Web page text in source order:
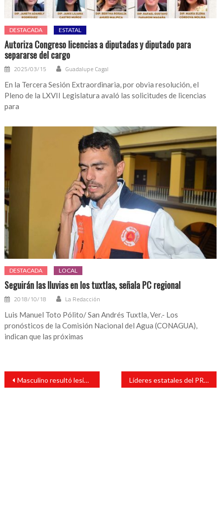
DESTACADA ESTATAL
Autoriza Congreso licencias a diputadas y diputado para
separarse del cargo
2025/03/15 Guadalupe Cagal
En la Tercera Sesión Extraordinaria, por obvia resolución, el
Pleno de la LXVII Legislatura avaló las solicitudes de licencias
para
DESTACADA LOCAL
Seguirán las lluvias en los tuxtlas, señala PC regional
2018/10/18 La Redacción
Luis Manuel Toto Pólito/ San Andrés Tuxtla, Ver.- Los
pronósticos de la Comisión Nacional del Agua (CONAGUA),
indican que las próximas
Navegación
entradas
Masculino resultó lesionado tras ser atropellado por un taxi Líderes estatales del PRI, PAN y PRD dan conferencia de prensa